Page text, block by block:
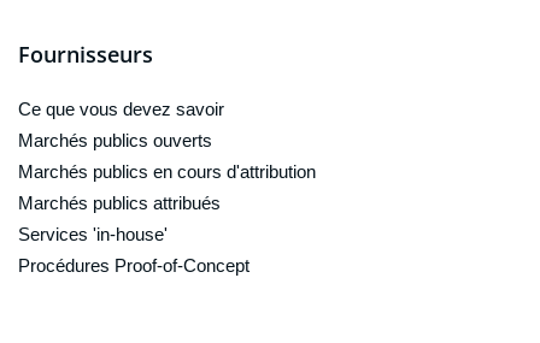
Fournisseurs
Ce que vous devez savoir
Marchés publics ouverts
Marchés publics en cours d'attribution
Marchés publics attribués
Services 'in-house'
Procédures Proof-of-Concept